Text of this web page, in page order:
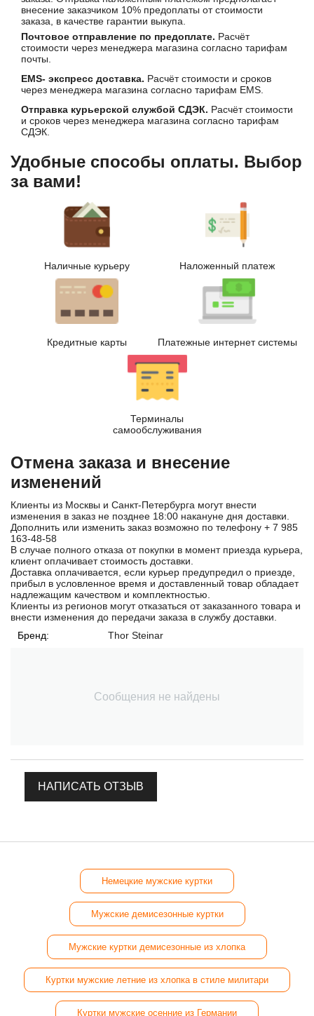
внесение заказчиком 10% предоплаты от стоимости
заказа, в качестве гарантии выкупа.
Почтовое отправление по предоплате. Расчёт
стоимости через менеджера магазина согласно тарифам
почты.
EMS- экспресс доставка. Расчёт стоимости и сроков
через менеджера магазина согласно тарифам EMS.
Отправка курьерской службой СДЭК. Расчёт стоимости
и сроков через менеджера магазина согласно тарифам
СДЭК.
Удобные способы оплаты. Выбор
за вами!
Наличные курьеру Наложенный платеж
Кредитные карты Платежные интернет системы
Терминалы
самообслуживания
Отмена заказа и внесение
изменений
Клиенты из Москвы и Санкт-Петербурга могут внести
изменения в заказ не позднее 18:00 накануне дня доставки.
Дополнить или изменить заказ возможно по телефону + 7 985
163-48-58
В случае полного отказа от покупки в момент приезда курьера,
клиент оплачивает стоимость доставки.
Доставка оплачивается, если курьер предупредил о приезде,
прибыл в условленное время и доставленный товар обладает
надлежащим качеством и комплектностью.
Клиенты из регионов могут отказаться от заказанного товара и
внести изменения до передачи заказа в службу доставки.
Бренд:
Thor Steinar
Сообщения не найдены
НАПИСАТЬ ОТЗЫВ
Немецкие мужские куртки
Мужские демисезонные куртки
Мужские куртки демисезонные из хлопка
Куртки мужские летние из хлопка в стиле милитари
Куртки мужские осенние из Германии